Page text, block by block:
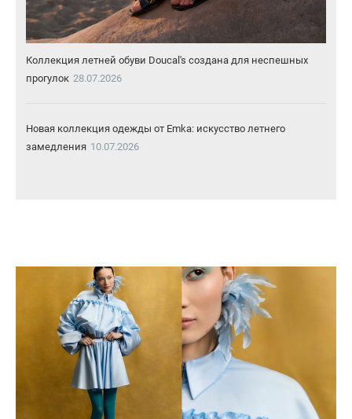
Коллекция летней обуви Doucal's создана для неспешных
прогулок 28.07.2026
Новая коллекция одежды от Emka: искусство летнего
замедления 10.07.2026
Бренд обуви и аксессуаров Doucal’s удостоен престижной
премии Pitti Immagine Uomo 2026 19.06.2026
Модный показ DLT Fashion Show прошел в рамках
05.06.2026
Коллекция Sencellerie весна-лето 2026: меха всегда